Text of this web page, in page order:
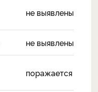
не выявлены
не выявлены
поражается